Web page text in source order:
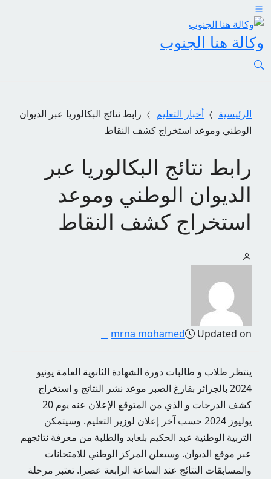
وكالة هنا الجنوب
الرئيسية أخبار التعليم
رابط نتائج البكالوريا عبر الديوان
الوطني وموعد استخراج كشف النقاط
رابط نتائج البكالوريا عبر
الديوان الوطني وموعد
استخراج كشف النقاط
mrna mohamed Updated on
ينتظر طلاب و طالبات دورة الشهادة الثانوية العامة يونيو
2024 بالجزائر بفارغ الصبر موعد نشر النتائج و استخراج
كشف الدرجات و الذي من المتوقع الإعلان عنه يوم 20
يوليوز 2024 حسب آخر إعلان لوزير التعليم. وسيتمكن
التربية الوطنية عبد الحكيم بلعابد والطلبة من معرفة نتائجهم
عبر موقع الديوان. وسيعلن المركز الوطني للامتحانات
والمسابقات النتائج عند الساعة الرابعة عصرا. تعتبر مرحلة